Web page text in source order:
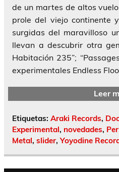
de un martes de altos
prole del viejo continente
surgidas del maravilloso
llevan a descubrir otra
Habitación 235”;
experimentales Endless
Leer
Etiquetas: Araki Records,
Experimental, novedades,
Metal, slider,Yoyodine